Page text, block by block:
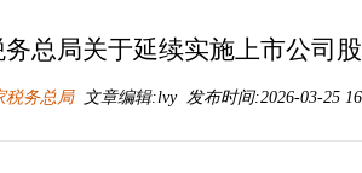
务总局关于延续实施上市公司
税务总局文章编辑:lvy 发布时间:2026-03-25